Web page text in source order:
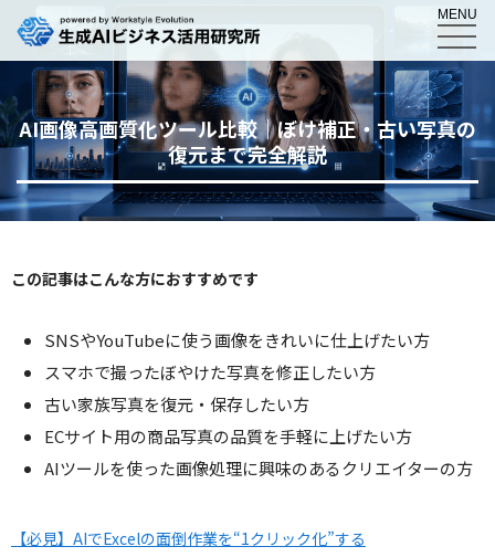
MENU
AI画像高画質化ツール比較｜ぼけ補正・古い写真の
復元まで完全解説
この記事はこんな方におすすめです
SNSやYouTubeに使う画像をきれいに仕上げたい方
スマホで撮ったぼやけた写真を修正したい方
古い家族写真を復元・保存したい方
ECサイト用の商品写真の品質を手軽に上げたい方
AIツールを使った画像処理に興味のあるクリエイターの方
【必見】AIでExcelの面倒作業を“1クリック化”する